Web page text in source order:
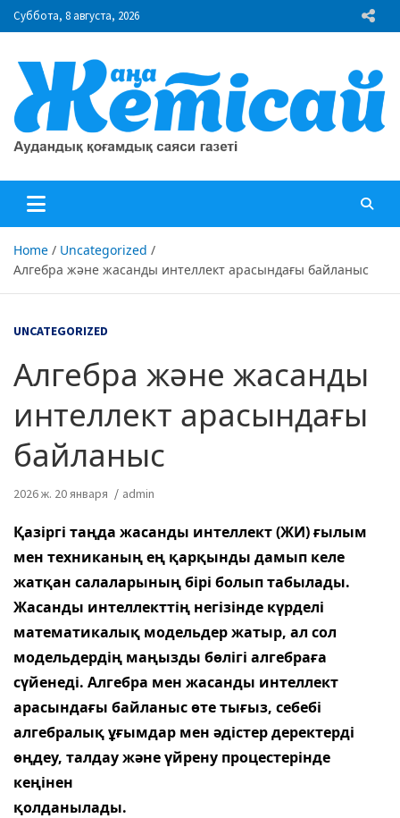
Skip
to
Суббота, 8 августа, 2026
"Жаңа Жетісай" газеті
Home
Uncategorized
Алгебра және жасанды интеллект арасындағы байланыс
UNCATEGORIZED
Алгебра және жасанды
интеллект арасындағы
байланыс
2026 ж. 20 января admin
Қазіргі таңда жасанды интеллект (ЖИ) ғылым
мен техниканың ең қарқынды дамып келе
жатқан салаларының бірі болып табылады.
Жасанды интеллекттің негізінде күрделі
математикалық модельдер жатыр, ал сол
модельдердің маңызды бөлігі алгебраға
сүйенеді. Алгебра мен жасанды интеллект
арасындағы байланыс өте тығыз, себебі
алгебралық ұғымдар мен әдістер деректерді
өңдеу, талдау және үйрену процестерінде
кеңінен
қолданылады.